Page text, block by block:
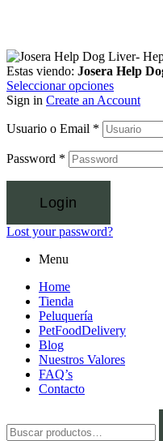
Estas viendo: Josera Help
Seleccionar opciones
Sign in Create an Account
Usuario o Email *
Password *
Login
Lost your password?
Menu
Home
Tienda
Peluquería
PetFoodDelivery
Blog
Nuestros Valores
FAQ’s
Contacto